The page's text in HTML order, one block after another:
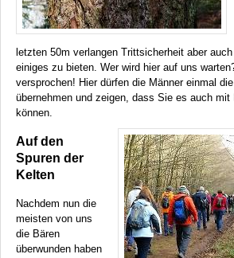
letzten 50m verlangen Trittsicherheit aber
einiges zu bieten. Wer wird hier auf uns
versprochen! Hier dürfen die Männer einmal
übernehmen und zeigen, dass Sie es auch mit
können.
Auf den
Spuren der
Kelten
Nachdem nun die
meisten von uns
die Bären
überwunden haben